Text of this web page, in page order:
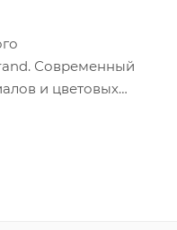
Современный
и цветовых